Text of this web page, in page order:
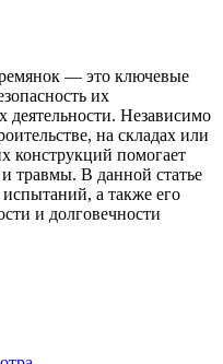
— это ключевые
их
деятельности. Независимо
на складах или
конструкций помогает
травмы. В данной статье
а также его
и долговечности